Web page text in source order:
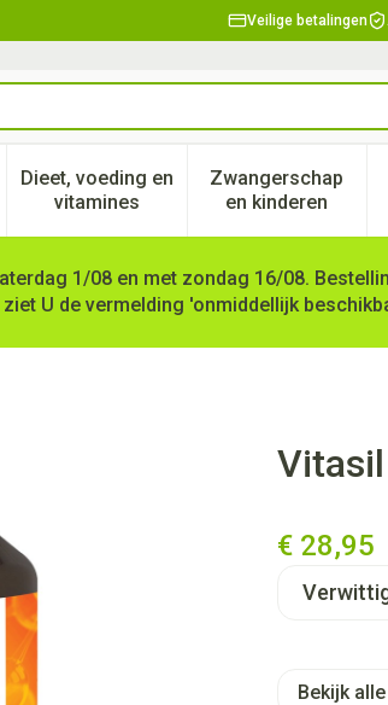
Veilige betalingen
voor Schoonheid, verzorging en
Dieet, voeding en
vitaminesToon submenu voor Dieet,
Zwangerschap
en kinderen
Toon
1/08 en met zondag 16/08.
U de vermelding 'onmiddellijk
500ml
€ 28,95
Bekijk